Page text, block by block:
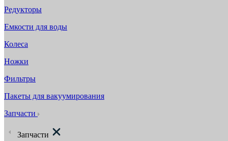
Редукторы
Емкости для воды
Колеса
Ножки
Фильтры
Пакеты для вакуумирования
Запчасти
Запчасти